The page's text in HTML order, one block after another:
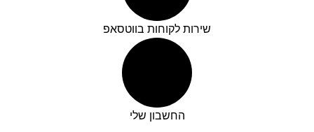
שירות לקוחות בווטסאפ
החשבון שלי